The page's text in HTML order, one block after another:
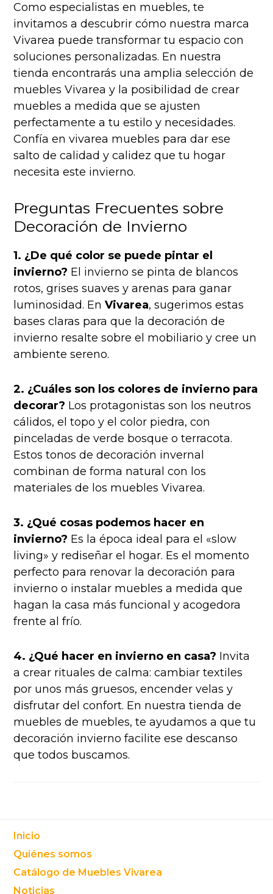
Como especialistas en muebles, te
invitamos a descubrir cómo nuestra marca
Vivarea puede transformar tu espacio con
soluciones personalizadas. En nuestra
tienda encontrarás una amplia selección de
muebles Vivarea y la posibilidad de crear
muebles a medida que se ajusten
perfectamente a tu estilo y necesidades.
Confía en vivarea muebles para dar ese
salto de calidad y calidez que tu hogar
necesita este invierno.
Preguntas Frecuentes sobre
Decoración de Invierno
1. ¿De qué color se puede pintar el
invierno? El invierno se pinta de blancos
rotos, grises suaves y arenas para ganar
luminosidad. EnVivarea, sugerimos estas
bases claras para que la decoración de
invierno resalte sobre el mobiliario y cree un
ambiente sereno.
2. ¿Cuáles son los colores de invierno para
decorar? Los protagonistas son los neutros
cálidos, el topo y el color piedra, con
pinceladas de verde bosque o terracota.
Estos tonos de decoración invernal
combinan de forma natural con los
materiales de los muebles Vivarea.
3. ¿Qué cosas podemos hacer en
invierno? Es la época ideal para el «slow
living» y rediseñar el hogar. Es el momento
perfecto para renovar la decoración para
invierno o instalar muebles a medida que
hagan la casa más funcional y acogedora
frente al frío.
4. ¿Qué hacer en invierno en casa? Invita
a crear rituales de calma: cambiar textiles
por unos más gruesos, encender velas y
disfrutar del confort. En nuestra tienda de
muebles de muebles, te ayudamos a que tu
decoración invierno facilite ese descanso
que todos buscamos.
Footer
Inicio
Quiénes somos
Catálogo de Muebles Vivarea
Noticias